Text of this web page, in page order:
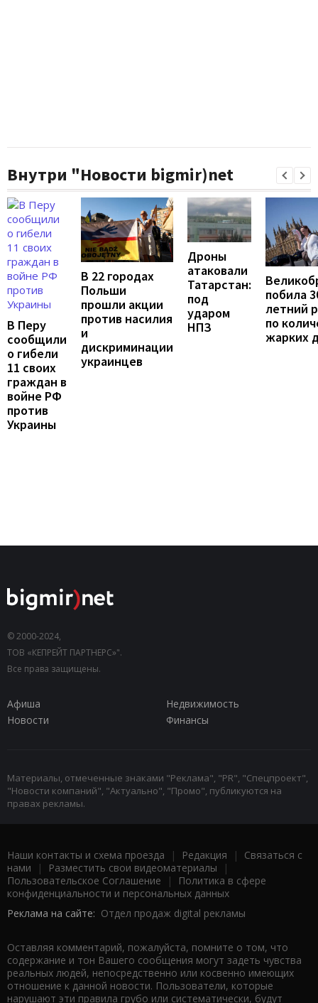
Внутри "Новости bigmir)net
В Перу
сообщили
о гибели
11 своих
граждан в
войне РФ
против
Украины
В 22 городах
Польши
прошли акции
против насилия
и
дискриминации
украинцев
Дроны
атаковали
Татарстан:
под
ударом
НПЗ
побила
летний
по
жарких
© 2000-2024,
ТОВ «КЕПРЕЙТ ПАРТНЕРС»".
Все права защищены.
Афиша
Недвижимость
Новости
Финансы
Материалы, отмеченные знаками "Реклама", "PR", "Спецпроект",
"Новости компаний", "Актуально", "Промо", публикуются на
правах рекламы.
Наши контакты и схема проезда | Редакция | Связаться с
нами | Разместить свои видеоматериалы |
Пользовательское Соглашение |
Политика в сфере
конфиденциальности и персональных данных
Реклама на сайте: Отдел продаж digital рекламы
Оставляя комментарий, пожалуйста, помните о том, что
содержание и тон Вашего сообщения могут задеть чувства
реальных людей, непосредственно или косвенно имеющих
отношение к данной новости. Пользователи, которые
нарушают эти правила грубо или систематически, будут